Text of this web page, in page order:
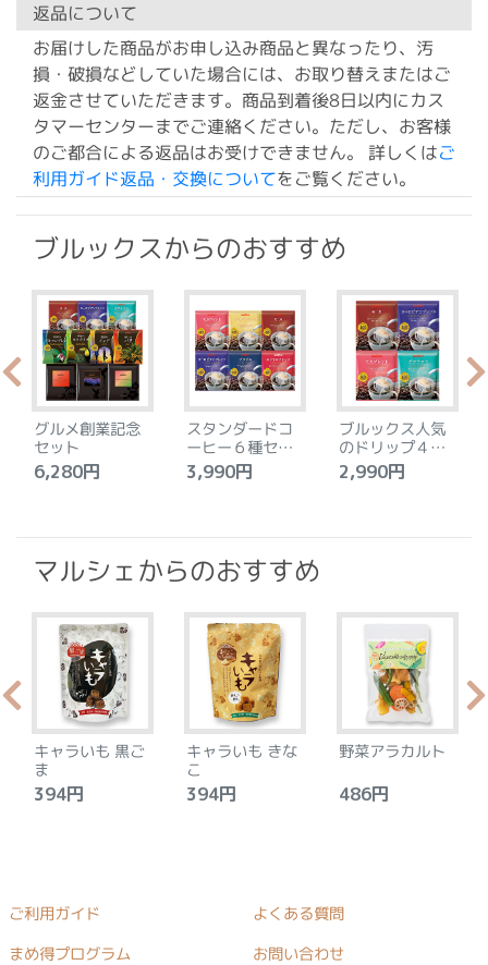
返品について
お届けした商品がお申し込み商品と異なったり、汚
損・破損などしていた場合には、お取り替えまたはご
返金させていただきます。商品到着後8日以内にカス
タマーセンターまでご連絡ください。ただし、お客様
のご都合による返品はお受けできません。 詳しくはご
利用ガイド返品・交換についてをご覧ください。
ブルックスからのおすすめ
グルメ創業記念
セット
6,280円
スタンダードコ
ーヒー６種セッ
ト
3,990円
ブルックス人気
のドリップ４種
セット
2,990円
マルシェからのおすすめ
キャラいも 黒ご
ま
394円
キャラいも きな
こ
394円
野菜アラカルト
486円
ご利用ガイド よくある質問
まめ得プログラム お問い合わせ